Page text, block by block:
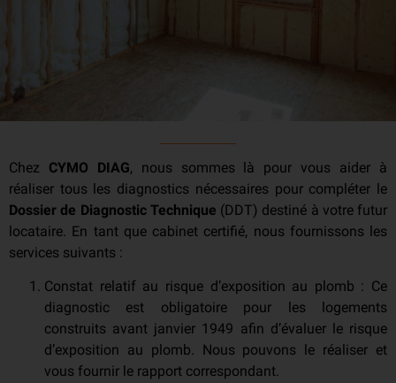
Chez CYMO DIAG, nous sommes là pour vous aider à
réaliser tous les diagnostics nécessaires pour compléter le
Dossier de Diagnostic Technique (DDT) destiné à votre futur
locataire. En tant que cabinet certifié, nous fournissons les
services suivants :
Constat relatif au risque d’exposition au plomb : Ce
diagnostic est obligatoire pour les logements
construits avant janvier 1949 afin d’évaluer le risque
d’exposition au plomb. Nous pouvons le réaliser et
vous fournir le rapport correspondant.